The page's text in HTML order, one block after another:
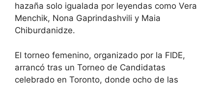
hazaña solo igualada por leyendas como Vera
Menchik, Nona Gaprindashvili y Maia
Chiburdanidze.
El torneo femenino, organizado por la FIDE,
arrancó tras un Torneo de Candidatas
celebrado en Toronto, donde ocho de las